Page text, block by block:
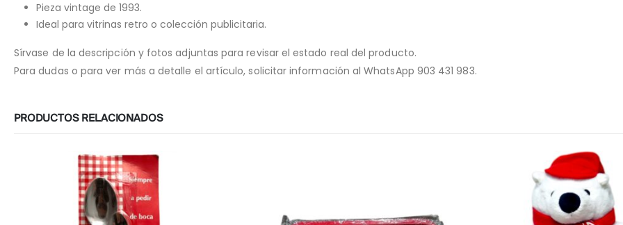
Pieza vintage de 1993.
Ideal para vitrinas retro o colección publicitaria.
Sírvase de la descripción y fotos adjuntas para revisar el estado real del producto.
Para dudas o para ver más a detalle el artículo, solicitar información al WhatsApp 903 431 983.
PRODUCTOS RELACIONADOS